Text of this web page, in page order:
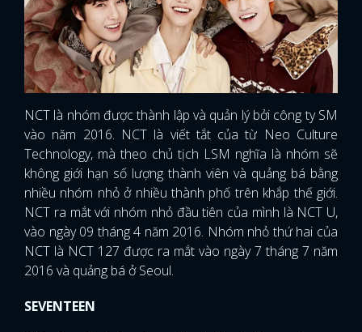
NCT là nhóm được thành lập và quản lý bởi công ty SM
vào năm 2016. NCT là viết tắt của từ Neo Culture
Technology, mà theo chủ tịch LSM nghĩa là nhóm sẽ
không giới hạn số lượng thành viên và quảng bá bằng
nhiều nhóm nhỏ ở nhiều thành phố trên khắp thế giới.
NCT ra mắt với nhóm nhỏ đầu tiên của mình là NCT U,
vào ngày 09 tháng 4 năm 2016. Nhóm nhỏ thứ hai của
NCT là NCT 127 được ra mắt vào ngày 7 tháng 7 năm
2016 và quảng bá ở Seoul.
SEVENTEEN